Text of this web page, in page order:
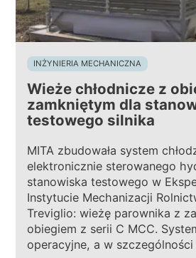
INŻYNIERIA MECHANICZNA
Wieże chłodnicze z
zamkniętym dla
testowego silnika
MITA zbudowała system
elektronicznie sterowanego
stanowiska testowego w
Instytucie Mechanizacji
Treviglio: wieżę parownika z
obiegiem z serii C MCC.
operacyjne, a w